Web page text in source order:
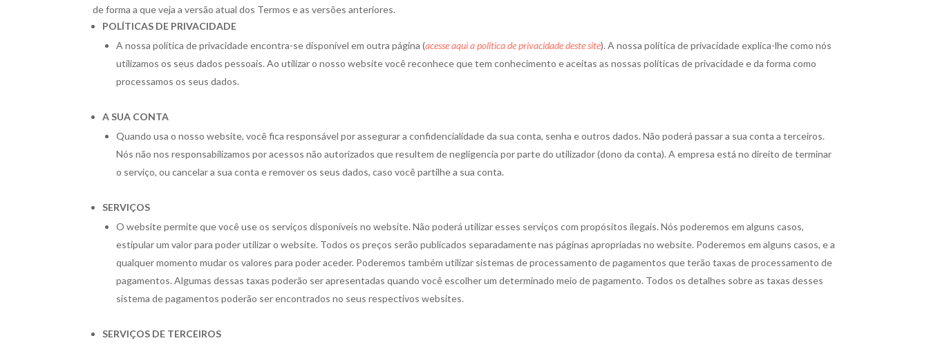
de forma a que veja a versão atual dos Termos e as versões anteriores.
POLÍTICAS DE PRIVACIDADE
A nossa política de privacidade encontra-se disponível em outra página (acesse aqui a política de privacidade deste site). A nossa política de privacidade explica-lhe como nós
utilizamos os seus dados pessoais. Ao utilizar o nosso website você reconhece que tem conhecimento e aceitas as nossas políticas de privacidade e da forma como
processamos os seus dados.
A SUA CONTA
Quando usa o nosso website, você fica responsável por assegurar a confidencialidade da sua conta, senha e outros dados. Não poderá passar a sua conta a terceiros.
Nós não nos responsabilizamos por acessos não autorizados que resultem de negligencia por parte do utilizador (dono da conta). A empresa está no direito de terminar
o serviço, ou cancelar a sua conta e remover os seus dados, caso você partilhe a sua conta.
SERVIÇOS
O website permite que você use os serviços disponíveis no website. Não poderá utilizar esses serviços com propósitos ilegais. Nós poderemos em alguns casos,
estipular um valor para poder utilizar o website. Todos os preços serão publicados separadamente nas páginas apropriadas no website. Poderemos em alguns casos, e a
qualquer momento mudar os valores para poder aceder. Poderemos também utilizar sistemas de processamento de pagamentos que terão taxas de processamento de
pagamentos. Algumas dessas taxas poderão ser apresentadas quando você escolher um determinado meio de pagamento. Todos os detalhes sobre as taxas desses
sistema de pagamentos poderão ser encontrados no seus respectivos websites.
SERVIÇOS DE TERCEIROS